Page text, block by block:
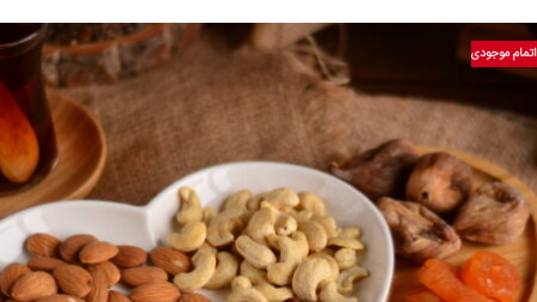
اتمام موجودی